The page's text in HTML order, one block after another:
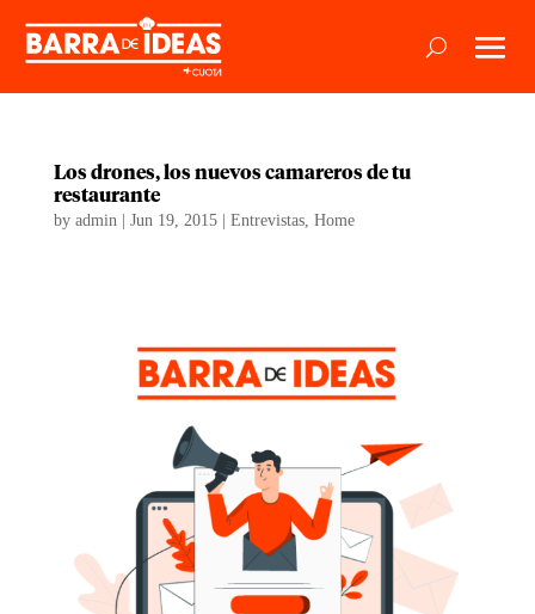
Los drones, los nuevos camareros de tu
restaurante
by admin| Jun 19, 2015| Entrevistas, Home